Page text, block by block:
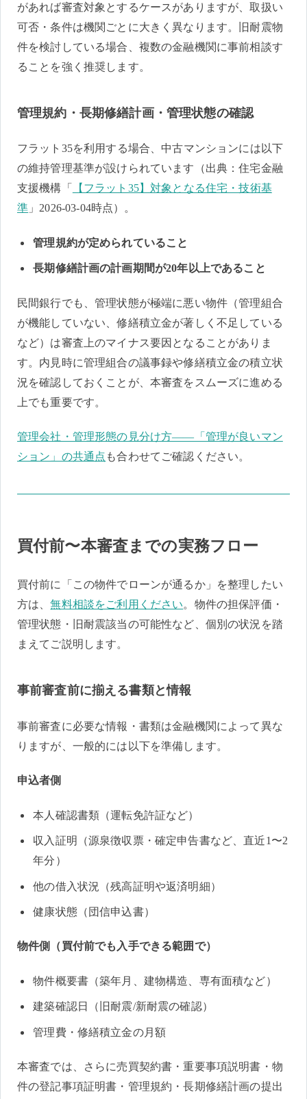
があれば審査対象とするケースがありますが、取扱い
可否・条件は機関ごとに大きく異なります。旧耐震物
件を検討している場合、複数の金融機関に事前相談す
ることを強く推奨します。
管理規約・長期修繕計画・管理状態の確認
フラット35を利用する場合、中古マンションには以下
の維持管理基準が設けられています（出典：住宅金融
支援機構「
【フラット35】対象となる住宅・技術基
準 」2026-03-04時点）。
管理規約が定められていること
長期修繕計画の計画期間が20年以上であること
民間銀行でも、管理状態が極端に悪い物件（管理組合
が機能していない、修繕積立金が著しく不足している
など）は審査上のマイナス要因となることがありま
す。内見時に管理組合の議事録や修繕積立金の積立状
況を確認しておくことが、本審査をスムーズに進める
上でも重要です。
管理会社・管理形態の見分け方——「管理が良いマン
ション」の共通点 も合わせてご確認ください。
買付前〜本審査までの実務フロー
買付前に「この物件でローンが通るか」を整理したい
方は、無料相談をご利用ください。物件の担保評価・
管理状態・旧耐震該当の可能性など、個別の状況を踏
まえてご説明します。
事前審査前に揃える書類と情報
事前審査に必要な情報・書類は金融機関によって異な
りますが、一般的には以下を準備します。
申込者側
本人確認書類（運転免許証など）
収入証明（源泉徴収票・確定申告書など、直近1〜2
年分）
他の借入状況（残高証明や返済明細）
健康状態（団信申込書）
物件側（買付前でも入手できる範囲で）
物件概要書（築年月、建物構造、専有面積など）
建築確認日（旧耐震/新耐震の確認）
管理費・修繕積立金の月額
本審査では、さらに売買契約書・重要事項説明書・物
件の登記事項証明書・管理規約・長期修繕計画の提出